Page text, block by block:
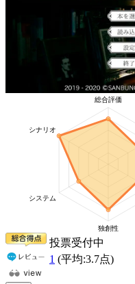
投票受付中
1 (平均:3.7点)